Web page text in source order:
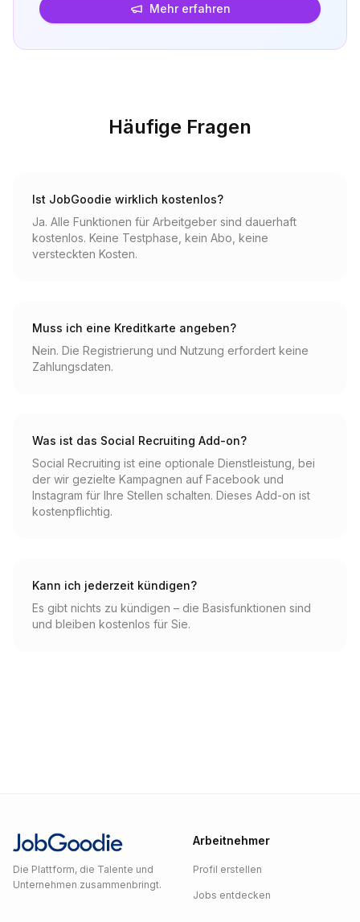
Mehr erfahren
Häufige Fragen
Ist JobGoodie wirklich kostenlos?
Ja. Alle Funktionen für Arbeitgeber sind dauerhaft
kostenlos. Keine Testphase, kein Abo, keine
versteckten Kosten.
Muss ich eine Kreditkarte angeben?
Nein. Die Registrierung und Nutzung erfordert keine
Zahlungsdaten.
Was ist das Social Recruiting Add-on?
Social Recruiting ist eine optionale Dienstleistung, bei
der wir gezielte Kampagnen auf Facebook und
Instagram für Ihre Stellen schalten. Dieses Add-on ist
kostenpflichtig.
Kann ich jederzeit kündigen?
Es gibt nichts zu kündigen – die Basisfunktionen sind
und bleiben kostenlos für Sie.
Die Plattform, die Talente und
Unternehmen zusammenbringt.
Arbeitnehmer
Profil erstellen
Jobs entdecken